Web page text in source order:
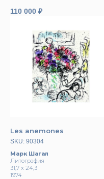
110 000 ₽
Les anemones
SKU: 90304
Марк Шагал
Литография
31,7 x 24,3
1974